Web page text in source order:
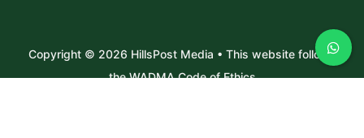
Copyright © 2026 HillsPost Media • This website follows
the WADMA Code of Ethics